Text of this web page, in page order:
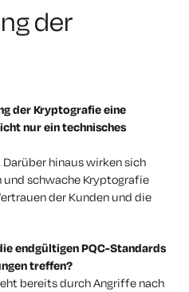
der
der Kryptografie eine
nur ein technisches
hinaus wirken sich
schwache Kryptografie
der Kunden und die
endgültigen PQC-Standards
treffen?
bereits durch Angriffe nach